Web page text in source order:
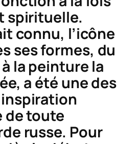
spirituelle.
connu, l’icône
ses formes, du
la peinture la
a été une des
de toute
russe. Pour